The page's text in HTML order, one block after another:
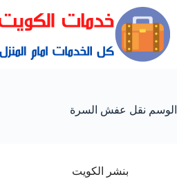
الوسم نقل عفش السرة
بنشر الكويت